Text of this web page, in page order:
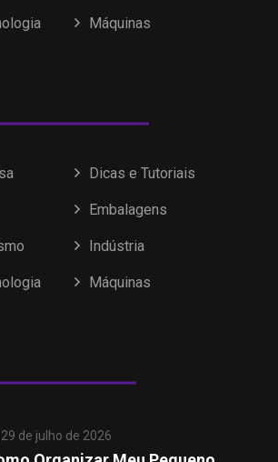
Máquinas
Dicas e Tutoriais
Embalagens
Indústria
Máquinas
29 de julho de 2026